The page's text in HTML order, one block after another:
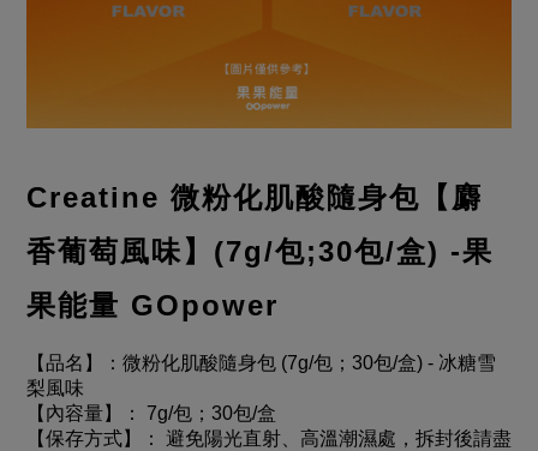
Creatine 微粉化肌酸隨身包【 麝
香葡萄風味】(7g/包;30包/盒) -果
果能量 GOpower
【品名】：微粉化肌酸隨身包 (7g/包；30包/盒) - 冰糖雪
梨風味
【內容量】： 7g/包；30包/盒
【保存方式】： 避免陽光直射、高溫潮濕處，拆封後請盡